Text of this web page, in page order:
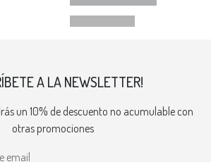
A LA NEWSLETTER!
un 10% de descuento no acumulable con
otras promociones